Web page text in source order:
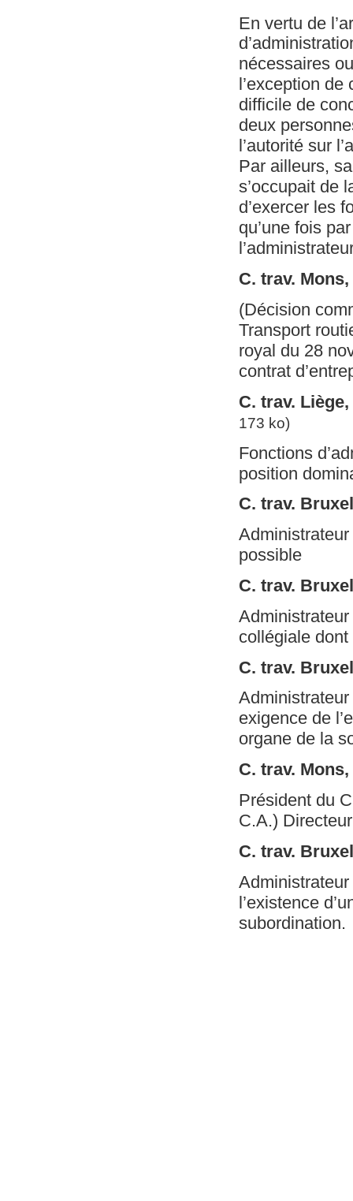
En vertu de
nécessaires
l’exception
difficile de
deux
l’autorité sur
Par ailleurs,
s’occupait de
d’exercer les
qu’une fois
C. trav.
(Décision
Transport
royal du 28
contrat
C. trav.
173 ko)
Fonctions
position
C. trav.
possible
C. trav.
Administrateur
collégiale dont
C. trav.
exigence de
organe de la
C. trav.
Président du
C.A.)
C. trav.
l’existence
subordination.